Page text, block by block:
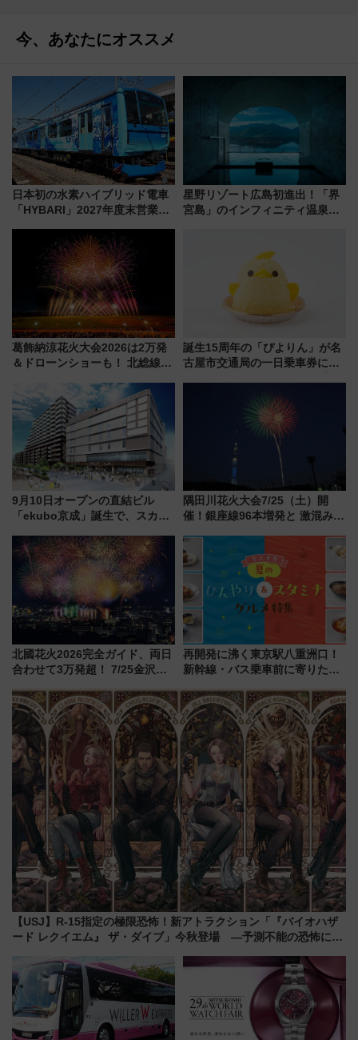
今、あなたにオススメ
日本初の水素ハイブリッド電車
「HYBARI」2027年度末営業運
で水素利活用が加速
星野リゾート広島初進出！「界
宮島」のインフィニティ温泉と
年7月23日開業）
葛飾納涼花火大会2026は2万発
＆ドローンショーも！ 北総線を
車、観覧スポット情報と周辺観
光まとめ（7/28開催）
誕生15周年の「ぴよりん」が名
古屋市交通局の一日乗車券に！
9月10日オープンの直結ビル
「ekubo京成」誕生で、スカイ
新鎌ヶ谷はどう変わる？ 全テナ
ント情報も公開！
隅田川花火大会7/25（土）開
催！銀座線96本増発と 激混みの
アクセス攻略法、2万発の花火が
都心の夜に！
北國花火2026完全ガイド、両日
合わせて3万発超！ 7/25金沢大
会の日程・アクセス・観覧席ま
とめ（石川県）
再開発に沸く東京駅八重洲口！
新幹線・バス乗車前に寄りたい
やり＆スタミナグルメ」6選【新
店舗も！】
【USJ】R-15指定の極限恐怖！新アトラクション「『バイオハザ
ード レクイエム』 ザ・ダイブ」今秋登場 ―予測不能の恐怖に泣